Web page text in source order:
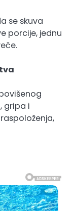
se skuva
porcije, jednu
gripa i